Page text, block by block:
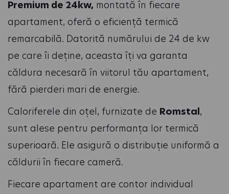
Premium de 24kw, montată în fiecare
apartament, oferă o eficiență termică
remarcabilă. Datorită numărului de 24 de kw
pe care îi deține, aceasta îți va garanta
căldura necesară în viitorul tău apartament,
fără pierderi mari de energie.
Caloriferele din oțel, furnizate de Romstal,
sunt alese pentru performanța lor termică
superioară. Ele asigură o distribuție uniformă a
căldurii în fiecare cameră.
Fiecare apartament are contor individual